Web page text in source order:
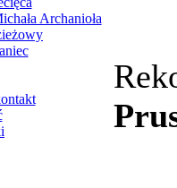
Archanioła